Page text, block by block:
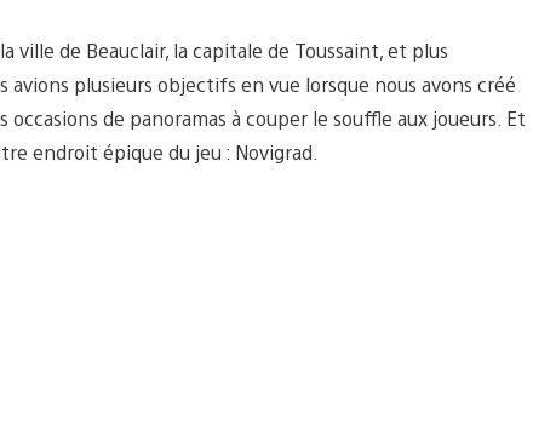
ville de Beauclair, la capitale de Toussaint, et plus
plusieurs objectifs en vue lorsque nous avons créé
de panoramas à couper le souffle aux joueurs. Et
endroit épique du jeu : Novigrad.